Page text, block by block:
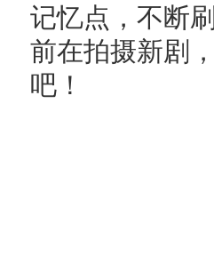
记忆点，不断
前在拍摄新剧
吧！